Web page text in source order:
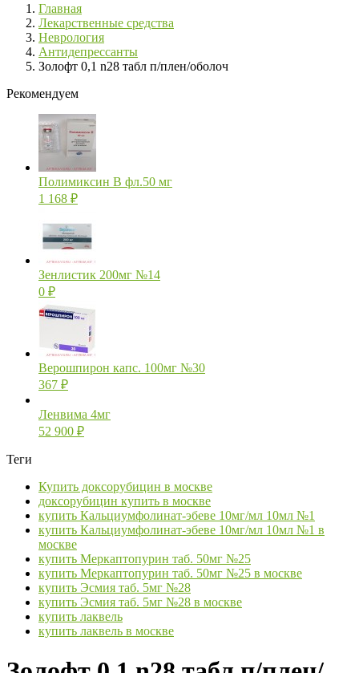
Главная
Лекарственные средства
Неврология
Антидепрессанты
Золофт 0,1 n28 табл п/плен/оболоч
Рекомендуем
Полимиксин В фл.50 мг
1 168 ₽
Зенлистик 200мг №14
0 ₽
Верошпирон капс. 100мг №30
367 ₽
Ленвима 4мг
52 900 ₽
Теги
Купить доксорубицин в москве
доксорубицин купить в москве
купить Кальциумфолинат-эбеве 10мг/мл 10мл №1
купить Кальциумфолинат-эбеве 10мг/мл 10мл №1 в
москве
купить Меркаптопурин таб. 50мг №25
купить Меркаптопурин таб. 50мг №25 в москве
купить Эсмия таб. 5мг №28
купить Эсмия таб. 5мг №28 в москве
купить лаквель
купить лаквель в москве